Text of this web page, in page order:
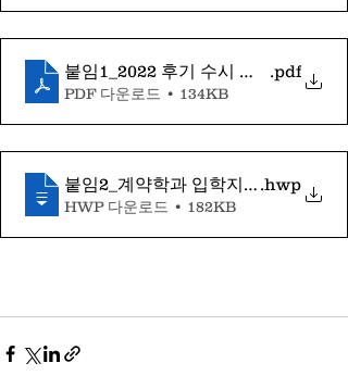
붙임1_2022 후기 수시 모집요강(계약
.pdf
PDF 다운로드 • 134KB
붙임2_계약학과 입학지원서 및 제출
.hwp
HWP 다운로드 • 182KB